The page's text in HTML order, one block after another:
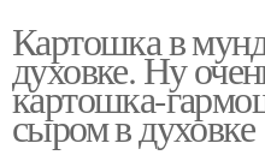
Картошка в
духовке. Ну
картошка-
сыром в духовке